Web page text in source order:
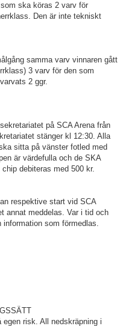
ska köras 2 varv för
Den är inte tekniskt
samma varv vinnaren gått
3 varv för den som
2 ggr.
på SCA Arena från
stänger kl 12:30. Alla
sitta på vänster fotled med
är värdefulla och de SKA
debiteras med 500 kr.
respektive start vid SCA
annat meddelas. Var i tid och
som förmedlas.
egen risk. All nedskräpning i